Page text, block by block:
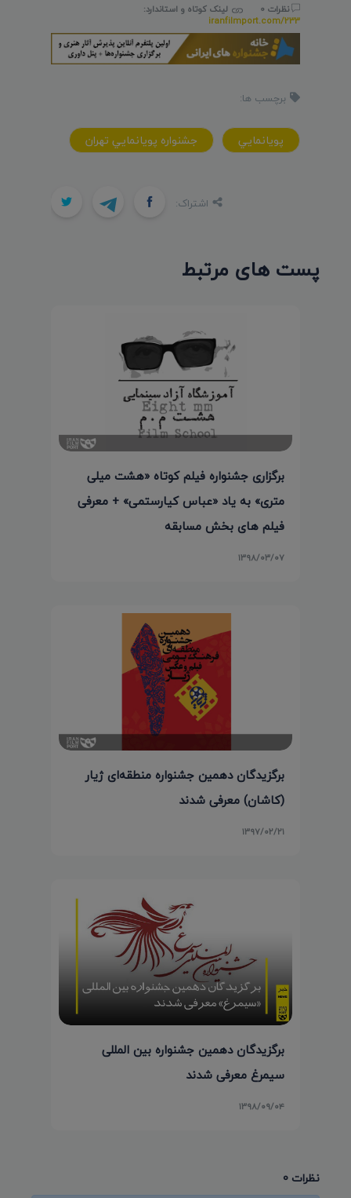
نظرات 0
لینک کوتاه و استاندارد:
iranfilmport.com/233
برچسب ها:
پويانمايي جشنواره پويانمايي تهران
اشتراک:
پست های مرتبط
برگزاری جشنواره فیلم کوتاه «هشت میلی
متری» به یاد «عباس کیارستمی» + معرفی
فیلم های بخش مسابقه
۱۳۹۸/۰۳/۰۷
برگزیدگان دهمین جشنواره منطقه‌ای ژیار
(کاشان) معرفی شدند
۱۳۹۷/۰۲/۲۱
برگزیدگان دهمین جشنواره بین المللی
سیمرغ معرفی شدند
۱۳۹۸/۰۹/۰۴
نظرات 0